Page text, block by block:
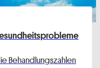
Behandlungszahlen